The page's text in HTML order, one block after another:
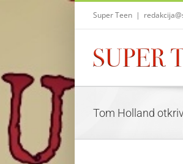
Super Teen |
Tom Holland